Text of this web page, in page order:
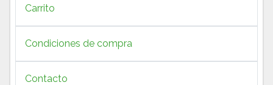
Carrito
Condiciones de compra
Contacto